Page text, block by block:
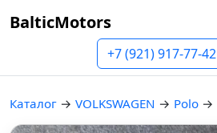
BalticMotors
+7 (921) 917-77-42
Каталог → VOLKSWAGEN → Polo →